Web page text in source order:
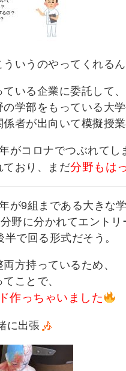
いうのやってくれる
いる企業に委託して、
学部をもっている大
者が出向いて模擬授
がコロナでつぶれてし
ており、まだ分野もは
が9組まである大きな学
野に分かれてエントリ
で回る形式だそう。
方持っているため、
ことで、
作っちゃいました
に出張